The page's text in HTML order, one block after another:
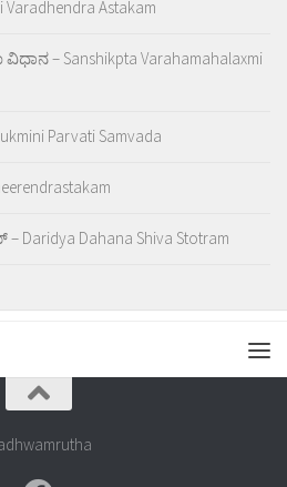
Astakam
– Sanshikpta Varahamahalaxmi
Parvati Samvada
Daridya Dahana Shiva Stotram